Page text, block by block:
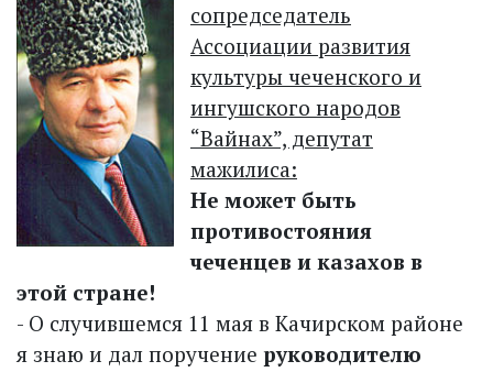
сопредседатель
Ассоциации развития
культуры чеченского и
ингушского народов
“Вайнах”, депутат
мажилиса:
Не может быть
противостояния
чеченцев и казахов в
этой стране!
- О случившемся 11 мая в Качирском районе
я знаю и дал поручение руководителю